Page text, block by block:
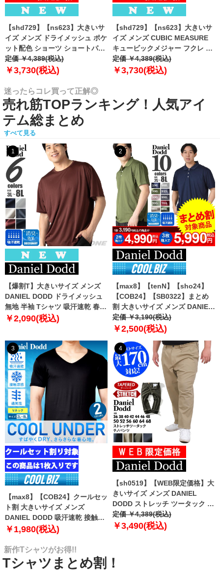
【shd729】【ns623】大きいサ
イズ メンズ ドライメッシュ ポケ
ット配色 ショーツ ショートパン
ツ ハーフパンツ 春夏新作
302252az 【fre】
定価 ￥4,389(税込)
￥3,730(税込)
【shd729】【ns623】大きいサ
イズ メンズ CUBIC MEASURE
キュービックメジャー フクレ エ
ンボス 迷彩柄 ショーツ ショート
パンツ ハーフパンツ 春夏新作
定価 ￥4,389(税込)
￥3,730(税込)
迷ったらコレ買って正解◎
売れ筋TOPランキング！人気アイ
テム総まとめ
すべて見る
1
【爆割T】大きいサイズ メンズ
DANIEL DODD ドライメッシュ
無地 半袖 Tシャツ 吸汗速乾 春夏
新作 tjt-2602dry5 【fre】
￥2,090(税込)
2
【max8】【tenN】【sho24】
【COB24】【SB0322】まとめ
割 大きいサイズ メンズ DANIEL
DODD 吸汗速乾 半袖 無地 スポ
ーツ ポロシャツ azpr-009008h
定価 ￥3,190(税込)
￥2,500(税込)
3
【max8】【COB24】クールセッ
ト割 大きいサイズ メンズ
DANIEL DODD 吸汗速乾 接触涼
感 Vネック 半袖 クールアンダー
2101
￥1,980(税込)
4
【sh0519】【WEB限定価格】大
きいサイズ メンズ DANIEL
DODD ストレッチ ツータック チ
ノ パンツ チノパン テーパード
azp-210102
定価 ￥4,389(税込)
￥3,490(税込)
新作Tシャツがお得!!
Tシャツまとめ割！